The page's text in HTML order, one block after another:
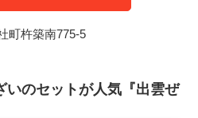
町杵築南775-5
いのセットが人気『出雲ぜ